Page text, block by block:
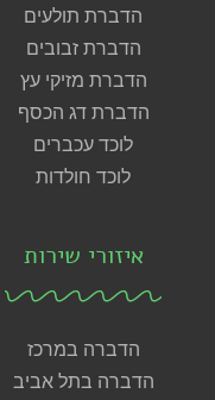
הדברת תולעים
הדברת זבובים
הדברת מזיקי עץ
הדברת דג הכסף
לוכד עכברים
לוכד חולדות
איזורי שירות
הדברה במרכז
הדברה בתל אביב